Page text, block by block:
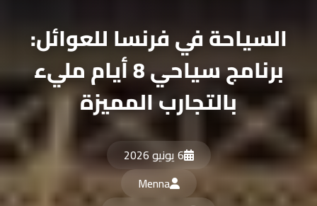
في فرنسا للعوائل:
برنامج سياحي 8 أيام مليء
بالتجارب المميزة
6 يونيو 2026
Menna